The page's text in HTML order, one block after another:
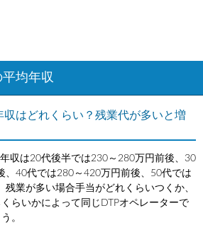
均年収
収はどれくらい？残業代が多いと増
収は20代後半では230～280万円前後、30
、40代では280～420万円前後、50代では
業が多い場合手当がどれくらいつくか、
らいかによって同じDTPオペレーターで
。